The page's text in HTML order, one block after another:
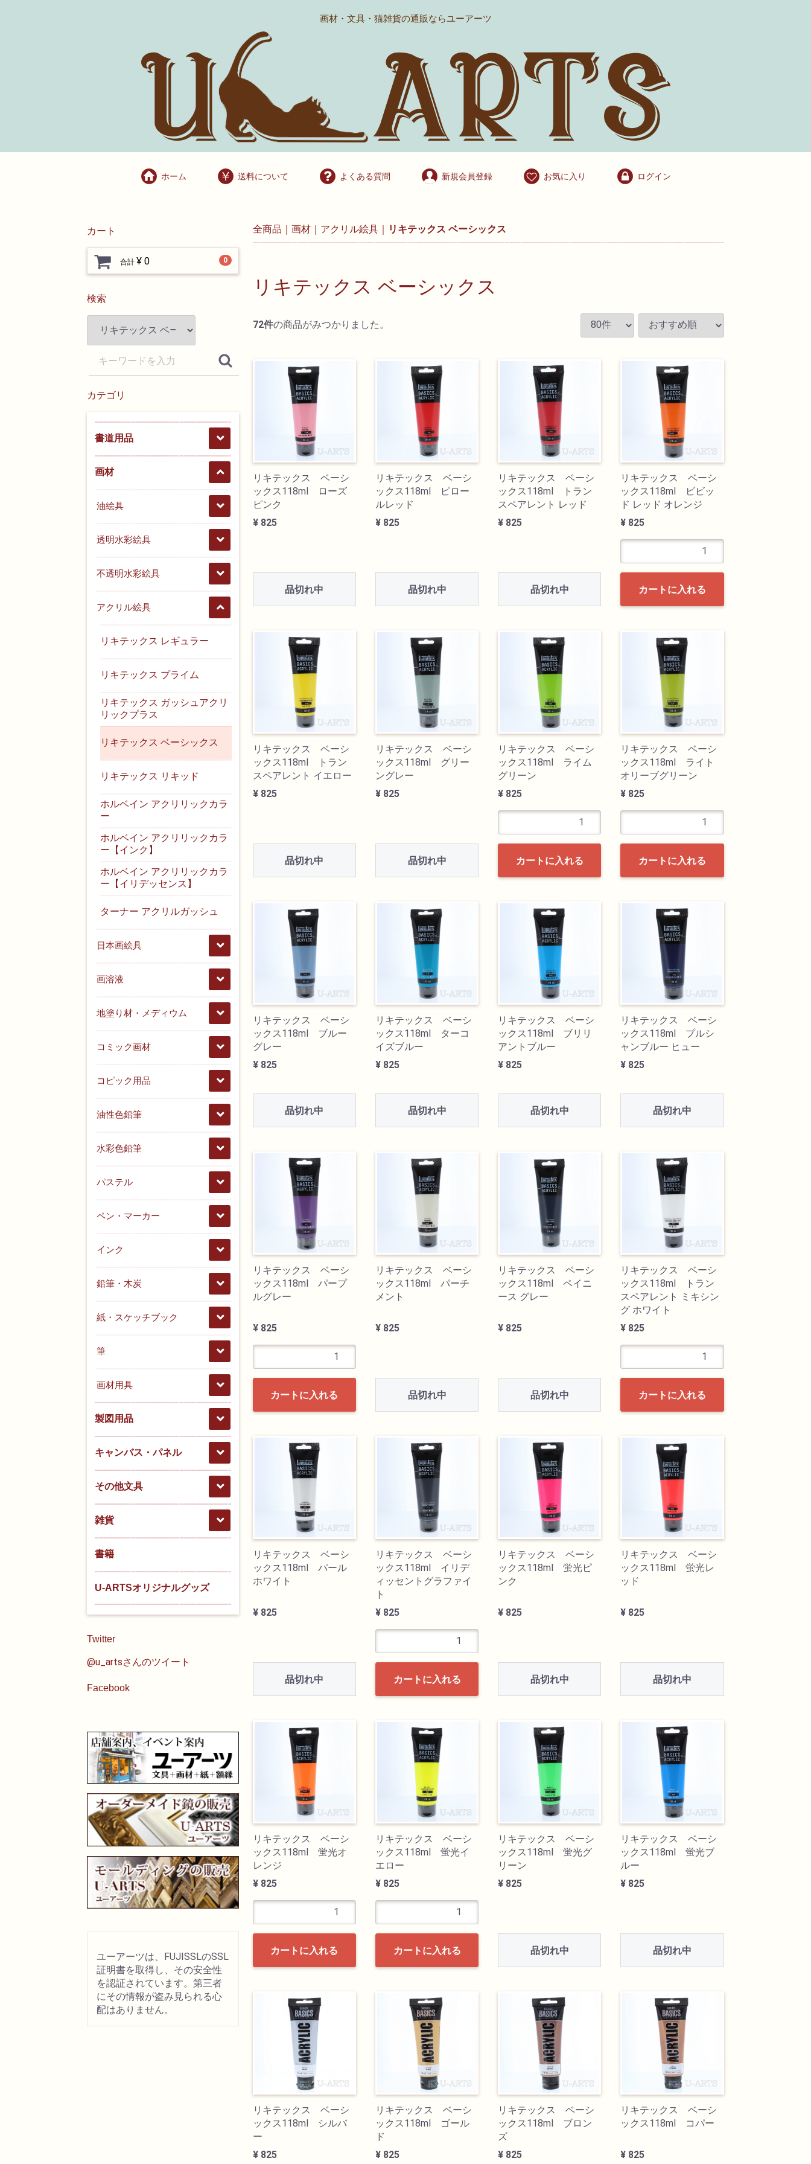
画材・文具・猫雑貨の通販ならユーアーツ
ホーム 送料について よくある質問 新規会員登録 お気に入り ログイン
カート
0
合計 ¥ 0
検索
カテゴリ
書道用品
画材
油絵具
透明水彩絵具
不透明水彩絵具
アクリル絵具
リキテックス レギュラー
リキテックス プライム
リキテックス ガッシュアクリ
リックプラス
リキテックス ベーシックス
リキテックス リキッド
ホルベイン アクリリックカラ
ー
ホルベイン アクリリックカラ
ー【インク】
ホルベイン アクリリックカラ
ー【イリデッセンス】
ターナー アクリルガッシュ
日本画絵具
画溶液
地塗り材・メディウム
コミック画材
コピック用品
油性色鉛筆
水彩色鉛筆
パステル
ペン・マーカー
インク
鉛筆・木炭
紙・スケッチブック
筆
画材用具
製図用品
キャンバス・パネル
その他文具
雑貨
書籍
U-ARTSオリジナルグッズ
Twitter
@u_artsさんのツイート
Facebook
ユーアーツは、FUJISSLのSSL
証明書を取得し、その安全性
を認証されています。第三者
にその情報が盗み見られる心
配はありません。
全商品 画材 アクリル絵具 リキテックス ベーシックス
リキテックス ベーシックス
72件の商品がみつかりました。
リキテックス ベーシ
ックス118ml ローズ
ピンク
¥ 825
品切れ中
リキテックス ベーシ
ックス118ml ピロー
ルレッド
¥ 825
品切れ中
リキテックス ベーシ
ックス118ml トラン
スペアレント レッド
¥ 825
品切れ中
リキテックス ベーシ
ックス118ml ビビッ
ド レッド オレンジ
¥ 825
カートに入れる
リキテックス ベーシ
ックス118ml トラン
スペアレント イエロー
¥ 825
品切れ中
リキテックス ベーシ
ックス118ml グリー
ングレー
¥ 825
品切れ中
リキテックス ベーシ
ックス118ml ライム
グリーン
¥ 825
カートに入れる
リキテックス ベーシ
ックス118ml ライト
オリーブグリーン
¥ 825
カートに入れる
リキテックス ベーシ
ックス118ml ブルー
グレー
¥ 825
品切れ中
リキテックス ベーシ
ックス118ml ターコ
イズブルー
¥ 825
品切れ中
リキテックス ベーシ
ックス118ml ブリリ
アントブルー
¥ 825
品切れ中
リキテックス ベーシ
ックス118ml プルシ
ャンブルー ヒュー
¥ 825
品切れ中
リキテックス ベーシ
ックス118ml パープ
ルグレー
¥ 825
カートに入れる
リキテックス ベーシ
ックス118ml パーチ
メント
¥ 825
品切れ中
リキテックス ベーシ
ックス118ml ペイニ
ース グレー
¥ 825
品切れ中
リキテックス ベーシ
ックス118ml トラン
スペアレント ミキシン
グ ホワイト
¥ 825
カートに入れる
リキテックス ベーシ
ックス118ml パール
ホワイト
¥ 825
品切れ中
リキテックス ベーシ
ックス118ml イリデ
ィッセントグラファイ
ト
¥ 825
カートに入れる
リキテックス ベーシ
ックス118ml 蛍光ピ
ンク
¥ 825
品切れ中
リキテックス ベーシ
ックス118ml 蛍光レ
ッド
¥ 825
品切れ中
リキテックス ベーシ
ックス118ml 蛍光オ
レンジ
¥ 825
カートに入れる
リキテックス ベーシ
ックス118ml 蛍光イ
エロー
¥ 825
カートに入れる
リキテックス ベーシ
ックス118ml 蛍光グ
リーン
¥ 825
品切れ中
リキテックス ベーシ
ックス118ml 蛍光ブ
ルー
¥ 825
品切れ中
リキテックス ベーシ
ックス118ml シルバ
ー
¥ 825
リキテックス ベーシ
ックス118ml ゴール
ド
¥ 825
リキテックス ベーシ
ックス118ml ブロン
ズ
¥ 825
リキテックス ベーシ
ックス118ml コパー
¥ 825